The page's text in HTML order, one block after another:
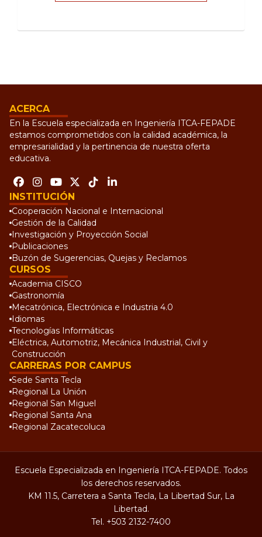
ACERCA
En la Escuela especializada en Ingeniería ITCA-FEPADE
estamos comprometidos con la calidad académica, la
empresarialidad y la pertinencia de nuestra oferta
educativa.
INSTITUCIÓN
Cooperación Nacional e Internacional
Gestión de la Calidad
Investigación y Proyección Social
Publicaciones
Buzón de Sugerencias, Quejas y Reclamos
CURSOS
Academia CISCO
Gastronomía
Mecatrónica, Electrónica e Industria 4.0
Idiomas
Tecnologías Informáticas
Eléctrica, Automotriz, Mecánica Industrial, Civil y
Construcción
CARRERAS POR CAMPUS
Sede Santa Tecla
Regional La Unión
Regional San Miguel
Regional Santa Ana
Regional Zacatecoluca
Escuela Especializada en Ingeniería ITCA-FEPADE. Todos
los derechos reservados.
KM 11.5, Carretera a Santa Tecla, La Libertad Sur, La
Libertad.
Tel. +503 2132-7400